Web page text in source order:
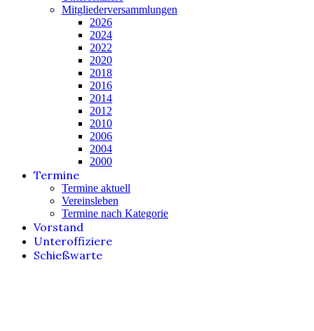
Mitgliederversammlungen
2026
2024
2022
2020
2018
2016
2014
2012
2010
2006
2004
2000
Termine
Termine aktuell
Vereinsleben
Termine nach Kategorie
Vorstand
Unteroffiziere
Schießwarte